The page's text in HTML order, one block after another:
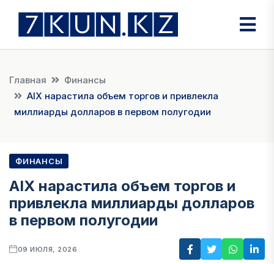
Главная
Финансы
AIX нарастила объем торгов и привлекла
миллиарды долларов в первом полугодии
ФИНАНСЫ
AIX нарастила объем торгов и
привлекла миллиарды долларов
в первом полугодии
09 ИЮЛЯ, 2026